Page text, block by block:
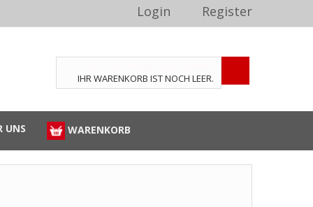
Login Register
IHR WARENKORB IST NOCH LEER.
UNS WARENKORB